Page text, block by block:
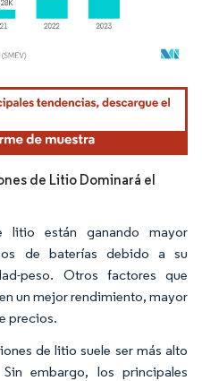
atribución según CC BY 4.0.
de Litio Dominará el
litio están ganando mayor
de baterías debido a su
peso. Otros factores que
un mejor rendimiento, mayor
precios.
de litio suele ser más alto
embargo, los principales